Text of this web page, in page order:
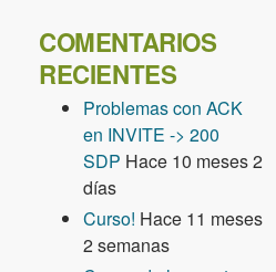
COMENTARIOS
RECIENTES
Problemas con ACK
en INVITE -> 200
SDP Hace 10 meses 2
días
Curso! Hace 11 meses
2 semanas